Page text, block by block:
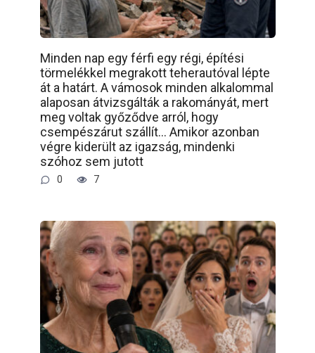
Minden nap egy férfi egy régi, építési
törmelékkel megrakott teherautóval lépte
át a határt. A vámosok minden alkalommal
alaposan átvizsgálták a rakományát, mert
meg voltak győződve arról, hogy
csempészárut szállít… Amikor azonban
végre kiderült az igazság, mindenki
szóhoz sem jutott
0 7